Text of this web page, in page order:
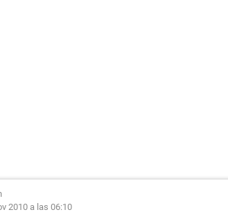
2010 a las 06:10